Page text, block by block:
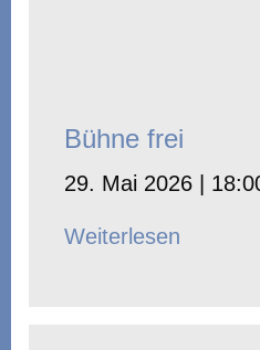
Bühne frei
29. Mai 2026 |
Weiterlesen